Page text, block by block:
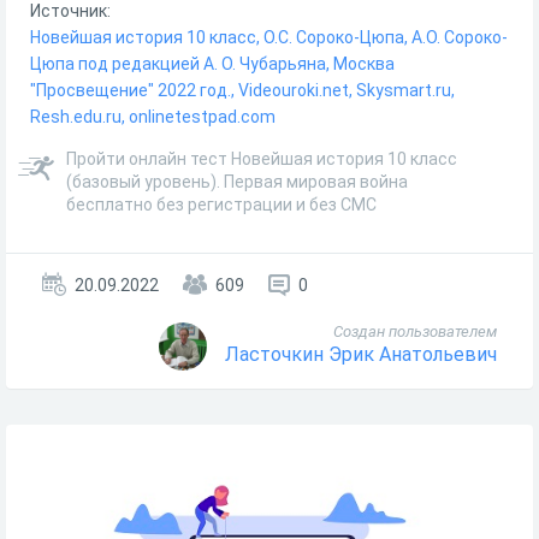
Источник:
Новейшая история 10 класс, О.С. Сороко-Цюпа, А.О. Сороко-
Цюпа под редакцией А. О. Чубарьяна, Москва
"Просвещение" 2022 год., Videouroki.net, Skysmart.ru,
Resh.edu.ru, onlinetestpad.com
Пройти онлайн тест Новейшая история 10 класс
(базовый уровень). Первая мировая война
бесплатно без регистрации и без СМС
20.09.2022 609 0
Создан пользователем
Ласточкин Эрик Анатольевич